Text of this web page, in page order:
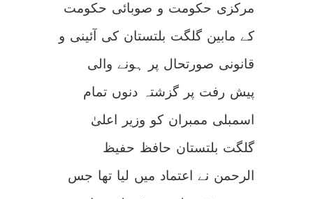
مرکزی حکومت و صوبائی حکومت
کے مابین گلگت بلتستان کی آئینی و
قانونی صورتحال پر ہونے والی
پیش رفت پر گزشتہ دنوں تمام
اسمبلی ممبران کو وزیر اعلیٰ
گلگت بلتستان حافظ حفیظ
الرحمن نے اعتماد میں لیا تھا جس